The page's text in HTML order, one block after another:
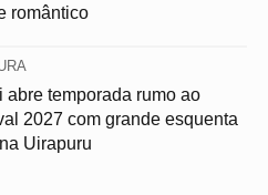
romântico
abre temporada rumo ao
2027 com grande esquenta
Uirapuru